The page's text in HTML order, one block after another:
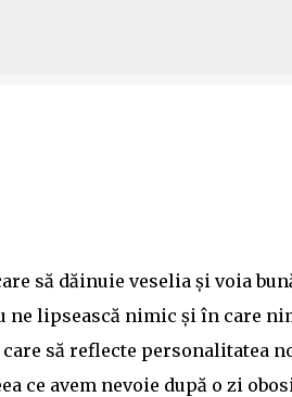
să dăinuie veselia şi voia
ne lipsească nimic şi în care
să reflecte personalitatea
ce avem nevoie după o zi